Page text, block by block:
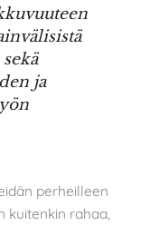
ja
perheilleen
kuitenkin rahaa,